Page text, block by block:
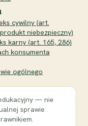
cywilny (art.
niebezpieczny)
karny (art. 165, 286)
konsumenta
ogólnego
— nie
sprawie